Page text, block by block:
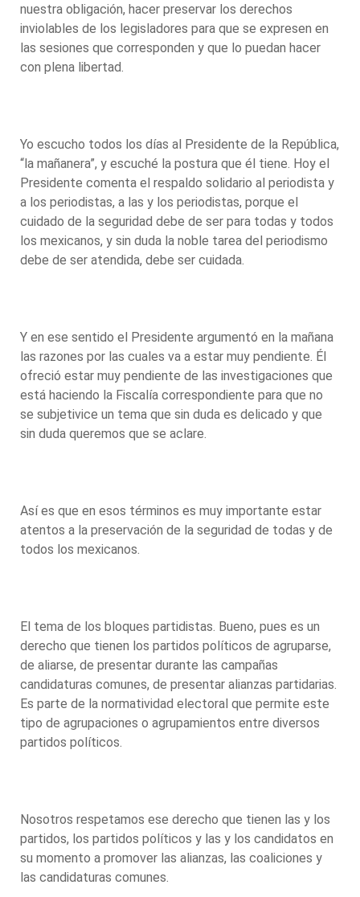
nuestra obligación, hacer preservar los derechos
inviolables de los legisladores para que se expresen en
las sesiones que corresponden y que lo puedan hacer
con plena libertad.
Yo escucho todos los días al Presidente de la República,
“la mañanera”, y escuché la postura que él tiene. Hoy el
Presidente comenta el respaldo solidario al periodista y
a los periodistas, a las y los periodistas, porque el
cuidado de la seguridad debe de ser para todas y todos
los mexicanos, y sin duda la noble tarea del periodismo
debe de ser atendida, debe ser cuidada.
Y en ese sentido el Presidente argumentó en la mañana
las razones por las cuales va a estar muy pendiente. Él
ofreció estar muy pendiente de las investigaciones que
está haciendo la Fiscalía correspondiente para que no
se subjetivice un tema que sin duda es delicado y que
sin duda queremos que se aclare.
Así es que en esos términos es muy importante estar
atentos a la preservación de la seguridad de todas y de
todos los mexicanos.
El tema de los bloques partidistas. Bueno, pues es un
derecho que tienen los partidos políticos de agruparse,
de aliarse, de presentar durante las campañas
candidaturas comunes, de presentar alianzas partidarias.
Es parte de la normatividad electoral que permite este
tipo de agrupaciones o agrupamientos entre diversos
partidos políticos.
Nosotros respetamos ese derecho que tienen las y los
partidos, los partidos políticos y las y los candidatos en
su momento a promover las alianzas, las coaliciones y
las candidaturas comunes.